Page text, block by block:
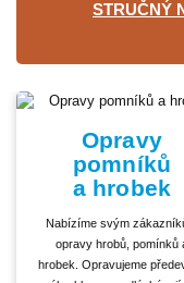
STRUČNÝ
Opravy
pomníků
a hrobek
Nabízíme svým
opravy hrobů, pomínků
hrobek. Opravujeme